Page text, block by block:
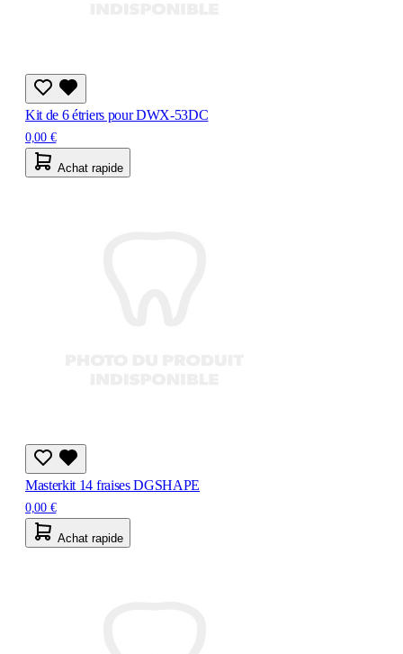
Kit de 6 étriers pour DWX-53DC
0,00 €
Achat rapide
Masterkit 14 fraises DGSHAPE
0,00 €
Achat rapide